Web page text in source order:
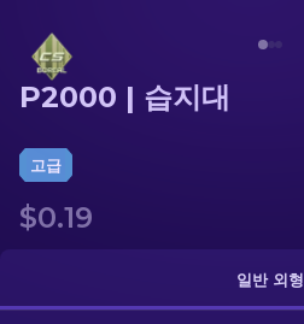
저격소총
장갑
P2000 | 습지대
고급
$0.19
일반 외형